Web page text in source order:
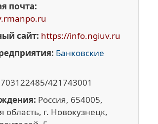
почта:
сайт: https://info.ngiuv.ru
Банковские
421743001
Россия, 654005,
область, г. Новокузнецк,